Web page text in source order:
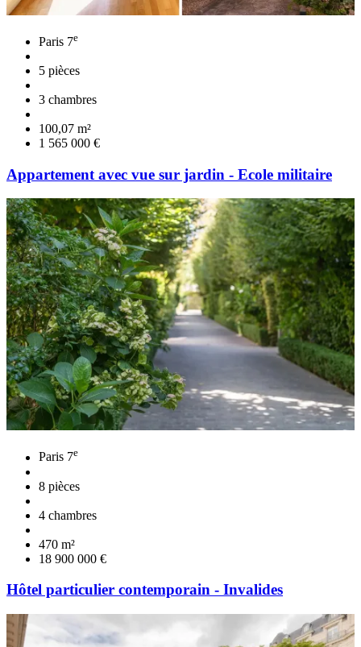
Paris 7e
5 pièces
3 chambres
100,07 m²
1 565 000 €
Appartement avec vue sur jardin - Ecole militaire
Paris 7e
8 pièces
4 chambres
470 m²
18 900 000 €
Hôtel particulier contemporain - Invalides